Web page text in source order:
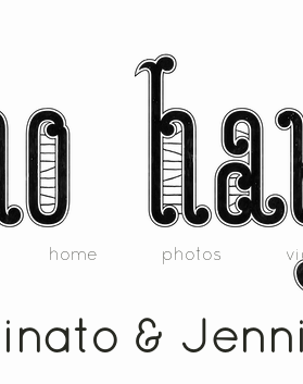
home photos
&